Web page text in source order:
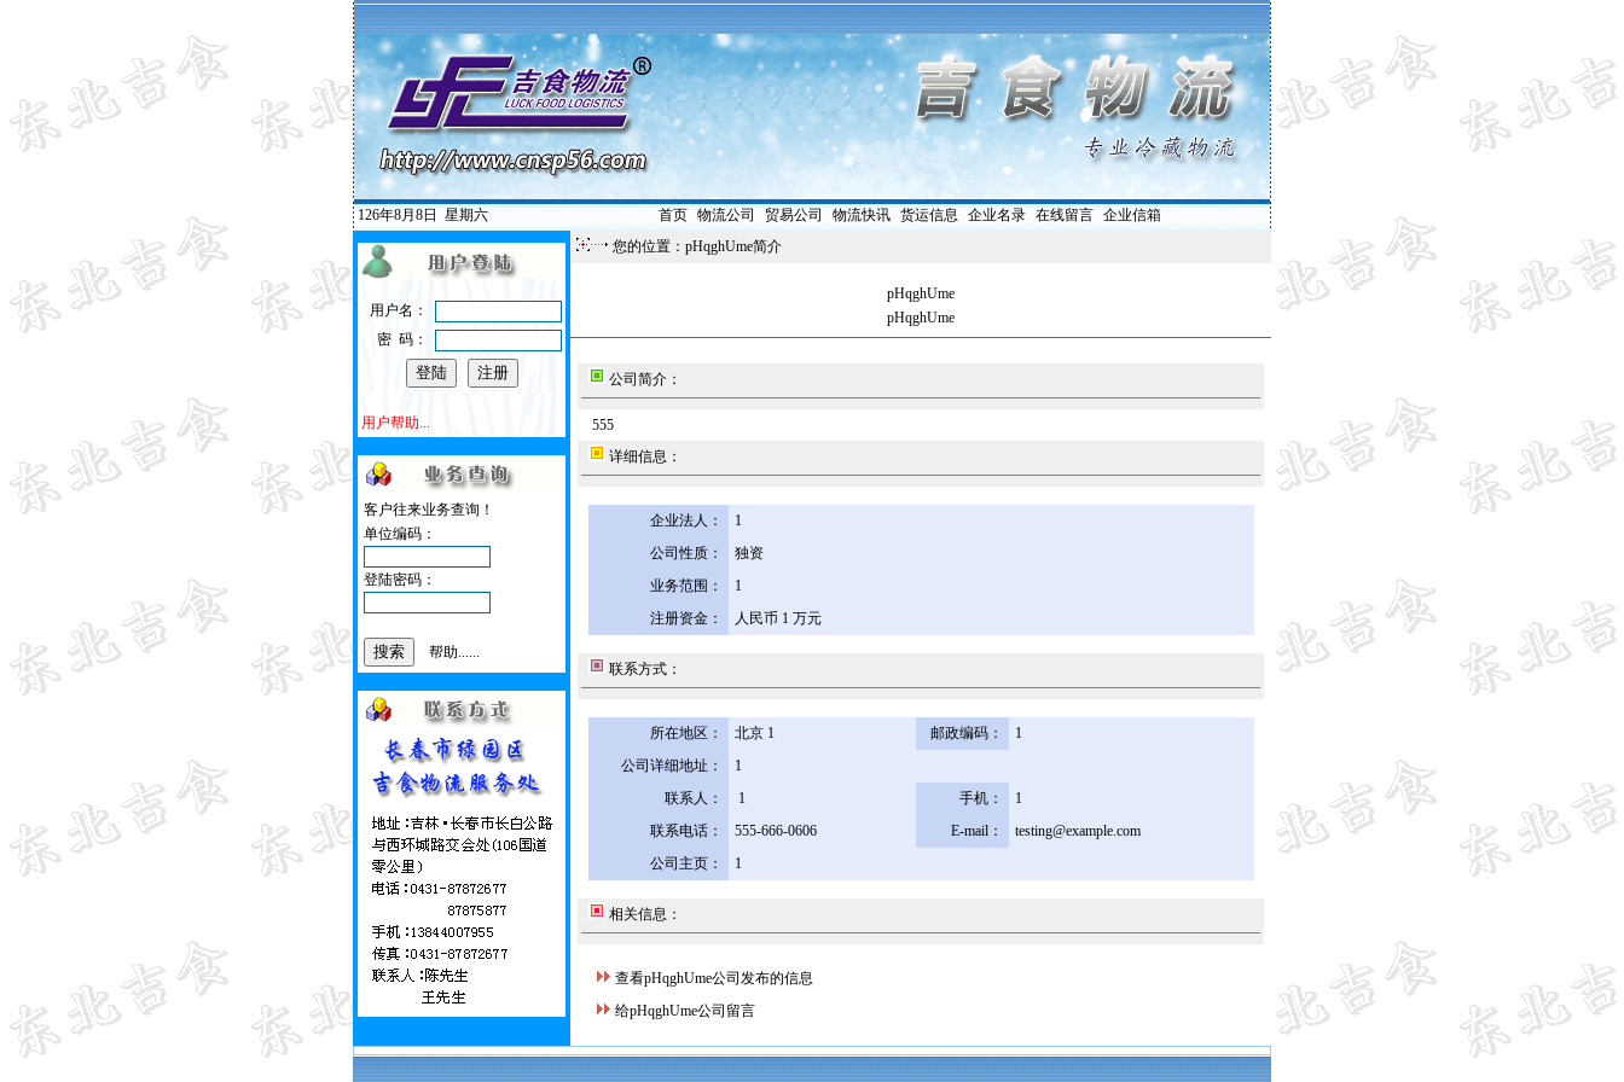
126年8月8日 星期六 首页| 物流公司 贸易公司 物流快讯| 货运信息 企业名录| 在线留言| 企业信箱
用户名：
密 码：
用户帮助...
客户往来业务查询！
单位编码：
登陆密码：
帮助......
您的位置：pHqghUme简介
pHqghUme
pHqghUme
公司简介：
555
详细信息：
企业法人：
1
公司性质：
独资
业务范围：
1
注册资金：
人民币 1 万元
联系方式：
所在地区： 北京 1 邮政编码：
1
公司详细地址：
1
联系人：
1 手机：
1
联系电话：
555-666-0606 E-mail：
testing@example.com
公司主页：
1
相关信息：
查看pHqghUme公司发布的信息
给pHqghUme公司留言